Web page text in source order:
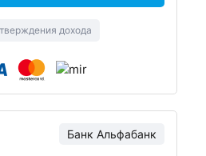
дохода
Банк Альфабанк